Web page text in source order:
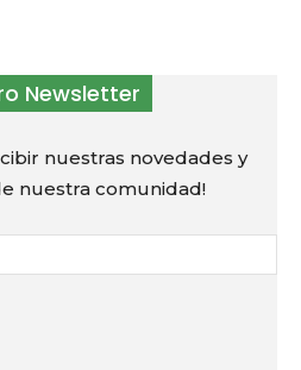
Newsletter
nuestras novedades y
nuestra comunidad!